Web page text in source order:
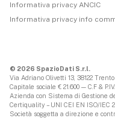
Informativa privacy ANCIC
Informativa privacy info
© 2026 SpazioDati S.r.l.
Via Adriano Olivetti 13, 38122
Capitale sociale € 21.600 — C.F &
Azienda con Sistema di Gestione
Certiquality – UNI CEI EN ISO/IEC
Società soggetta a direzione e